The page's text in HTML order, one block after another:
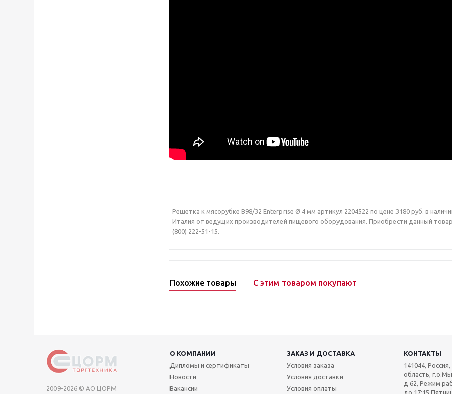
Решетка к мясорубке B98/32 Enterprise Ø 4 мм артикул 2204522 по цене 3180 руб. в
Италия от ведущих производителей пищевого оборудования. Приобрести данный
(800) 222-51-15.
Похожие товары С этим товаром покупают
2009-2026 © АО ЦОРМ
О КОМПАНИИ ЗАКАЗ И ДОСТАВКА
КОНТАКТЫ
Дипломы и сертификаты
Новости
Вакансии
Условия заказа
Условия доставки
Условия оплаты
141044,
область,
д 62, Режим
до 17:15